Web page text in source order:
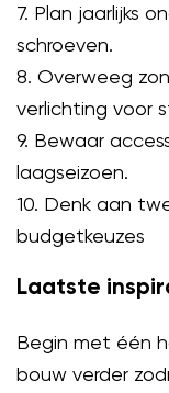
7. Plan jaarlijks
schroeven.
8. Overweeg
verlichting voor
9. Bewaar
laagseizoen.
10. Denk aan
budgetkeuzes
Laatste
Begin met één
bouw verder